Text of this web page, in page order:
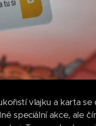
vlajku a karta se
speciální akce, ale